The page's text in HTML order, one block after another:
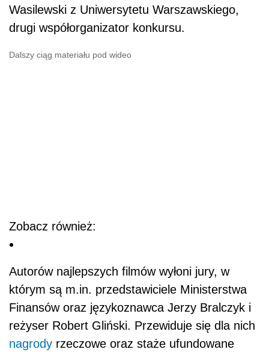
Wasilewski z Uniwersytetu Warszawskiego,
drugi współorganizator konkursu.
Dalszy ciąg materiału pod wideo
Zobacz również:
Autorów najlepszych filmów wyłoni jury, w
którym są m.in. przedstawiciele Ministerstwa
Finansów oraz językoznawca Jerzy Bralczyk i
reżyser Robert Gliński. Przewiduje się dla nich
nagrody rzeczowe oraz staże ufundowane